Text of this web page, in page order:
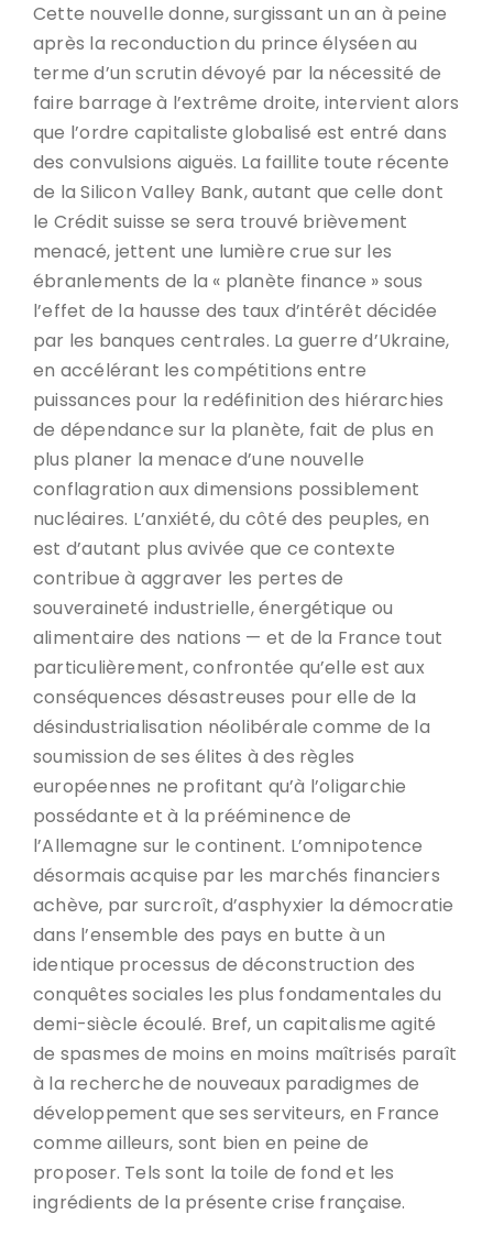
Cette nouvelle donne, surgissant un an à peine
après la reconduction du prince élyséen au
terme d’un scrutin dévoyé par la nécessité de
faire barrage à l’extrême droite, intervient alors
que l’ordre capitaliste globalisé est entré dans
des convulsions aiguës. La faillite toute récente
de la Silicon Valley Bank, autant que celle dont
le Crédit suisse se sera trouvé brièvement
menacé, jettent une lumière crue sur les
ébranlements de la « planète finance » sous
l’effet de la hausse des taux d’intérêt décidée
par les banques centrales. La guerre d’Ukraine,
en accélérant les compétitions entre
puissances pour la redéfinition des hiérarchies
de dépendance sur la planète, fait de plus en
plus planer la menace d’une nouvelle
conflagration aux dimensions possiblement
nucléaires. L’anxiété, du côté des peuples, en
est d’autant plus avivée que ce contexte
contribue à aggraver les pertes de
souveraineté industrielle, énergétique ou
alimentaire des nations — et de la France tout
particulièrement, confrontée qu’elle est aux
conséquences désastreuses pour elle de la
désindustrialisation néolibérale comme de la
soumission de ses élites à des règles
européennes ne profitant qu’à l’oligarchie
possédante et à la prééminence de
l’Allemagne sur le continent. L’omnipotence
désormais acquise par les marchés financiers
achève, par surcroît, d’asphyxier la démocratie
dans l’ensemble des pays en butte à un
identique processus de déconstruction des
conquêtes sociales les plus fondamentales du
demi-siècle écoulé. Bref, un capitalisme agité
de spasmes de moins en moins maîtrisés paraît
à la recherche de nouveaux paradigmes de
développement que ses serviteurs, en France
comme ailleurs, sont bien en peine de
proposer. Tels sont la toile de fond et les
ingrédients de la présente crise française.